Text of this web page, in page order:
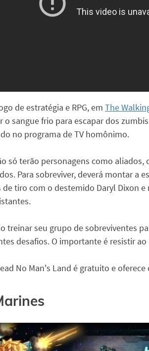
de estratégia e RPG, em The
o sangue frio para escapar dos
no programa de TV homônimo.
só terão personagens como
Para sobreviver, deverá montar a
tiro com o destemido Daryl Dixon
treinar seu grupo de sobreviventes
desafios. O importante é resistir
No Man's Land é gratuito e